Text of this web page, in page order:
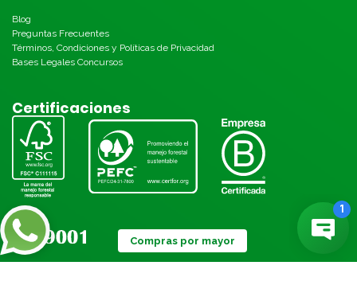
Blog
Preguntas Frecuentes
Términos, Condiciones y Políticas de Privacidad
Bases Legales Concursos
Certificaciones
Compras por mayor